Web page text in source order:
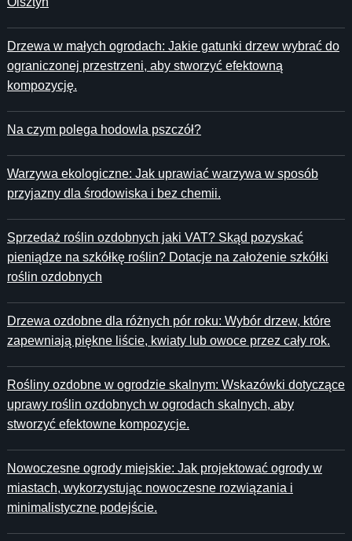
Drzewa w małych ogrodach: Jakie gatunki drzew wybrać do
ograniczonej przestrzeni, aby stworzyć efektowną
kompozycję.
Na czym polega hodowla pszczół?
Warzywa ekologiczne: Jak uprawiać warzywa w sposób
przyjazny dla środowiska i bez chemii.
Sprzedaż roślin ozdobnych jaki VAT? Skąd pozyskać
pieniądze na szkółkę roślin? Dotacje na założenie szkółki
roślin ozdobnych
Drzewa ozdobne dla różnych pór roku: Wybór drzew, które
zapewniają piękne liście, kwiaty lub owoce przez cały rok.
Rośliny ozdobne w ogrodzie skalnym: Wskazówki dotyczące
uprawy roślin ozdobnych w ogrodach skalnych, aby
stworzyć efektowne kompozycje.
Nowoczesne ogrody miejskie: Jak projektować ogrody w
miastach, wykorzystując nowoczesne rozwiązania i
minimalistyczne podejście.